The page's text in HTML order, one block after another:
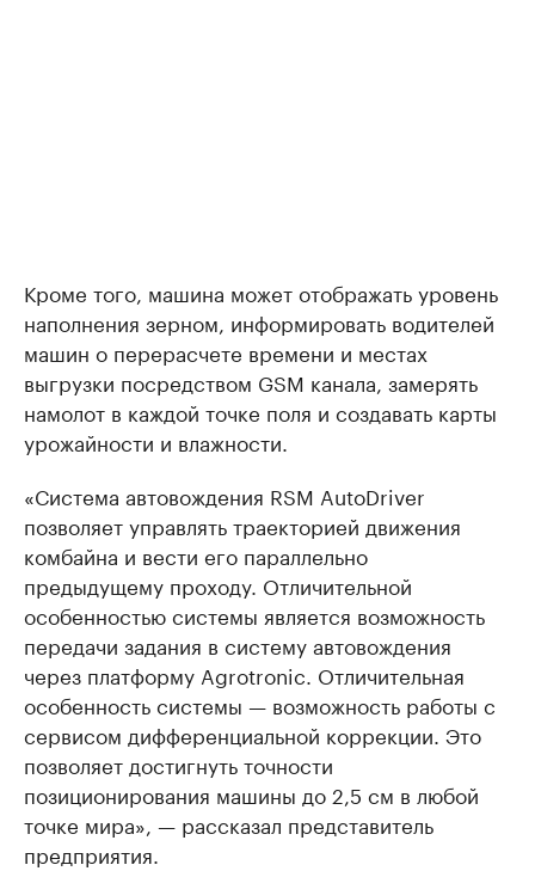
Кроме того, машина может отображать уровень
наполнения зерном, информировать водителей
машин о перерасчете времени и местах
выгрузки посредством GSM канала, замерять
намолот в каждой точке поля и создавать карты
урожайности и влажности.
«Система автовождения RSM AutoDriver
позволяет управлять траекторией движения
комбайна и вести его параллельно
предыдущему проходу. Отличительной
особенностью системы является возможность
передачи задания в систему автовождения
через платформу Agrotronic. Отличительная
особенность системы — возможность работы с
сервисом дифференциальной коррекции. Это
позволяет достигнуть точности
позиционирования машины до 2,5 см в любой
точке мира», — рассказал представитель
предприятия.